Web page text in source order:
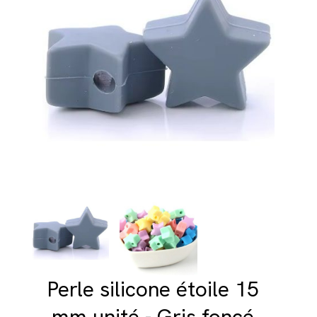
Perle silicone étoile 15